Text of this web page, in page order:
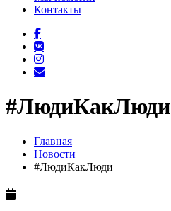
Контакты
#ЛюдиКакЛюди
Главная
Новости
#ЛюдиКакЛюди